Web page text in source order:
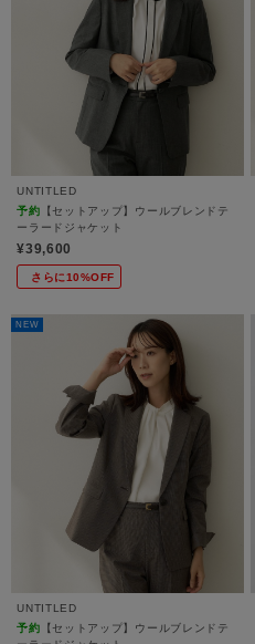
UNTITLED
予約 【セットアップ】ウールブレンドテ
ーラードジャケット
¥39,600
さらに10%OFF
NEW
UNTITLED
予約 【セットアップ】ウールブレンドテ